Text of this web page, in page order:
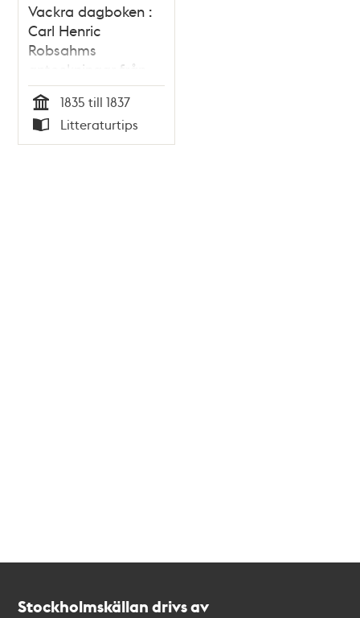
Vackra dagboken :
Carl Henric
Robsahms
anteckningar från
1830-talet / Britt
Liljewall
Tid
1835 till 1837
Typ
Litteraturtips
Stockholmskällan drivs av